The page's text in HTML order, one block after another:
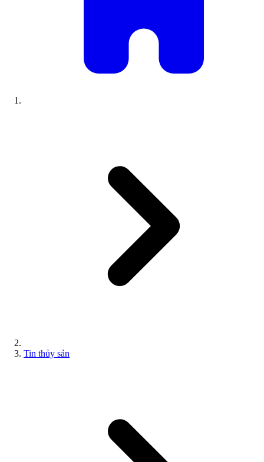
Tin thủy sản